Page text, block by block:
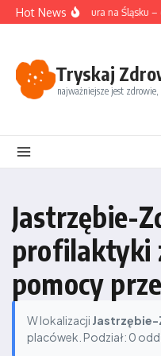
Przejdź do treści
Hot NewsAkupunktura na Śląsku –
Tryskaj
najważniejsze jest zdrowie,
Jastrzębie-
profilaktyki
pomocy
W lokalizacji
placówek. Podział: 0